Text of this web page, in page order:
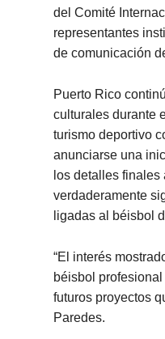
del Comité
representantes
de comunicación
Puerto Rico
culturales durante
turismo deportivo
anunciarse una
los detalles
verdaderamente
ligadas al béisbol
“El interés
béisbol
futuros proyectos
Paredes.